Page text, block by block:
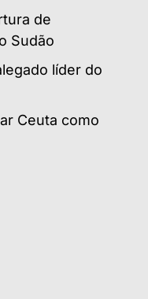
de
Sudão
líder do
Ceuta como